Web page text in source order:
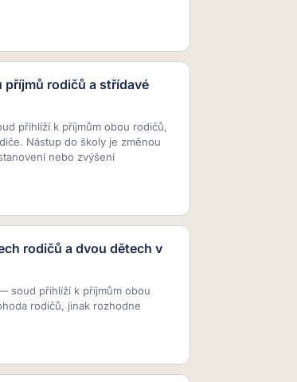
rodičů a střídavé
přihlíží k příjmům obou rodičů,
Nástup do školy je změnou
nebo zvýšení
rodičů a dvou dětech v
soud přihlíží k příjmům obou
rodičů, jinak rozhodne